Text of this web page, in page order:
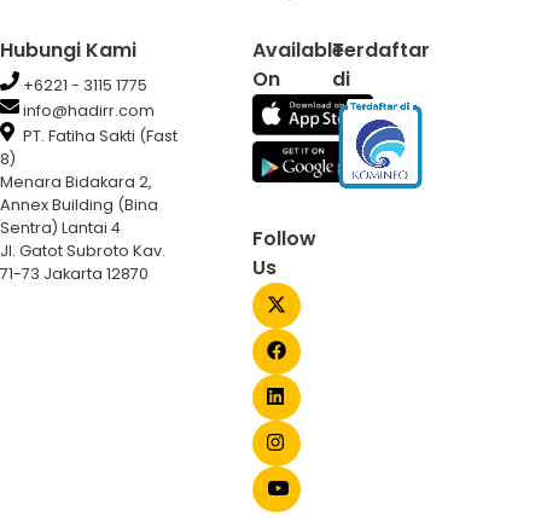
Hubungi Kami
+6221 - 3115 1775
info@hadirr.com
PT. Fatiha Sakti (Fast
8)
Menara Bidakara 2,
Annex Building (Bina
Sentra) Lantai 4
Jl. Gatot Subroto Kav.
71-73 Jakarta 12870
Available
On
Follow
Us
Terdaftar
di